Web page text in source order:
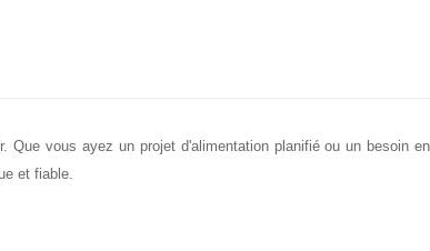
Que vous ayez un projet d'alimentation planifié ou un besoin en
et fiable.